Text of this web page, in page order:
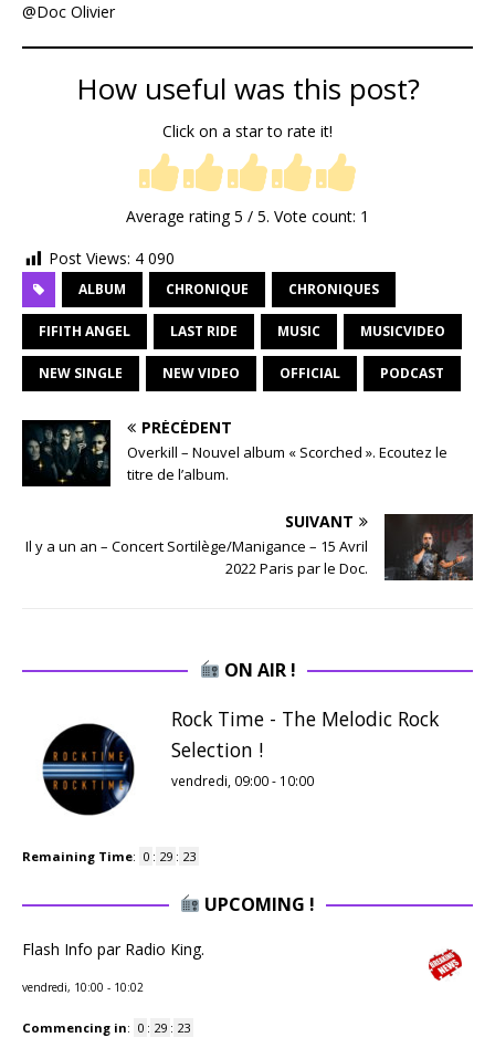
@Doc Olivier
How useful was this post?
Click on a star to rate it!
Average rating5 / 5. Vote count: 1
Post Views: 4 090
ALBUM CHRONIQUE CHRONIQUES
FIFITH ANGEL LAST RIDE MUSIC MUSICVIDEO
NEW SINGLE NEW VIDEO OFFICIAL PODCAST
PRÉCÉDENT
Overkill – Nouvel album « Scorched ». Ecoutez le
titre de l’album.
SUIVANT
Il y a un an – Concert Sortilège/Manigance – 15 Avril
2022 Paris par le Doc.
ON AIR !
Rock Time - The Melodic Rock
Selection !
vendredi, 09:00- 10:00
Remaining Time: 0 : 29 : 22
UPCOMING !
Flash Info par Radio King.
vendredi, 10:00 - 10:02
Commencing in: 0 : 29 : 22